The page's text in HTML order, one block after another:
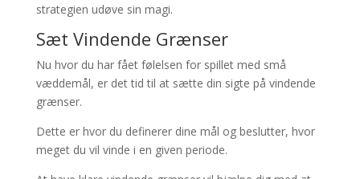
strategien udøve sin magi.
Sæt Vindende Grænser
Nu hvor du har fået følelsen for spillet med små
væddemål, er det tid til at sætte din sigte på vindende
grænser.
Dette er hvor du definerer dine mål og beslutter, hvor
meget du vil vinde i en given periode.